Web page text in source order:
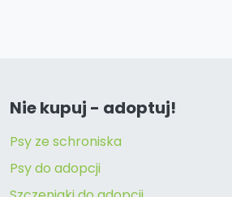
Nie kupuj - adoptuj!
Psy ze schroniska
Psy do adopcji